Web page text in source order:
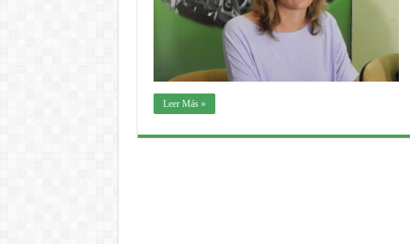
Leer Más »